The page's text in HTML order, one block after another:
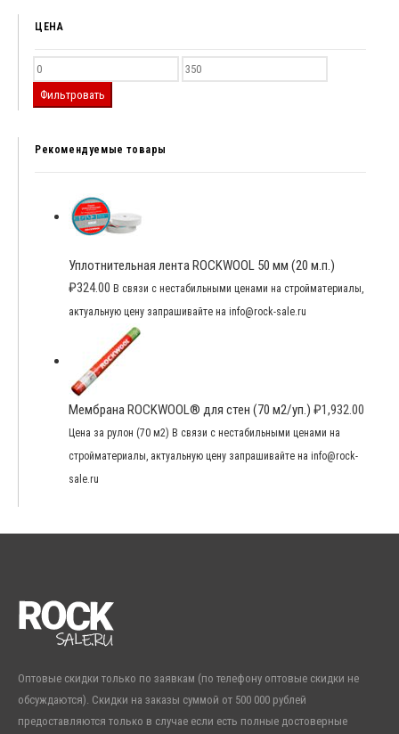
ЦЕНА
Фильтровать
Рекомендуемые товары
Уплотнительная лента ROCKWOOL 50 мм (20 м.п.)
₽324.00 В связи с нестабильными ценами на стройматериалы,
актуальную цену запрашивайте на info@rock-sale.ru
Мембрана ROCKWOOL® для стен (70 м2/уп.) ₽1,932.00
Цена за рулон (70 м2) В связи с нестабильными ценами на
стройматериалы, актуальную цену запрашивайте на info@rock-
sale.ru
Оптовые скидки только по заявкам (по телефону оптовые скидки не
обсуждаются). Скидки на заказы суммой от 500 000 рублей
предоставляются только в случае если есть полные достоверные